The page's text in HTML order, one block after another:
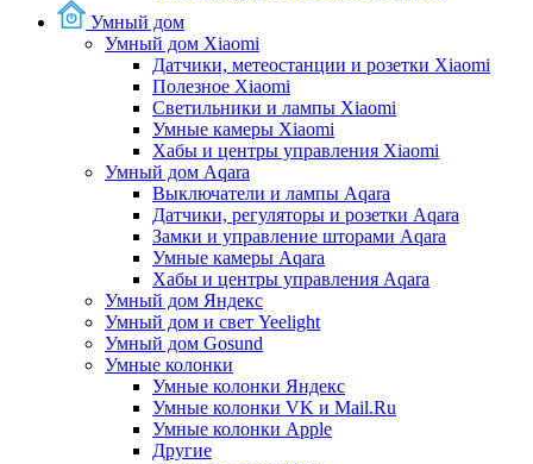
Умный дом
Умный дом Xiaomi
Датчики, метеостанции и розетки Xiaomi
Полезное Xiaomi
Светильники и лампы Xiaomi
Умные камеры Xiaomi
Хабы и центры управления Xiaomi
Умный дом Aqara
Выключатели и лампы Aqara
Датчики, регуляторы и розетки Aqara
Замки и управление шторами Aqara
Умные камеры Aqara
Хабы и центры управления Aqara
Умный дом Яндекс
Умный дом и свет Yeelight
Умный дом Gosund
Умные колонки
Умные колонки Яндекс
Умные колонки VK и Mail.Ru
Умные колонки Apple
Другие